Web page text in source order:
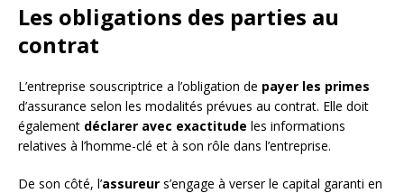
Les obligations des parties au
contrat
L’entreprise souscriptrice a l’obligation de payer les primes
d’assurance selon les modalités prévues au contrat. Elle doit
également déclarer avec exactitude les informations
relatives à l’homme-clé et à son rôle dans l’entreprise.
De son côté, l’assureur s’engage à verser le capital garanti en